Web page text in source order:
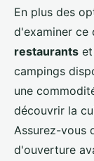
En plus des
d'examiner ce
restaurants
campings
une
découvrir la
Assurez-vous
d'ouverture